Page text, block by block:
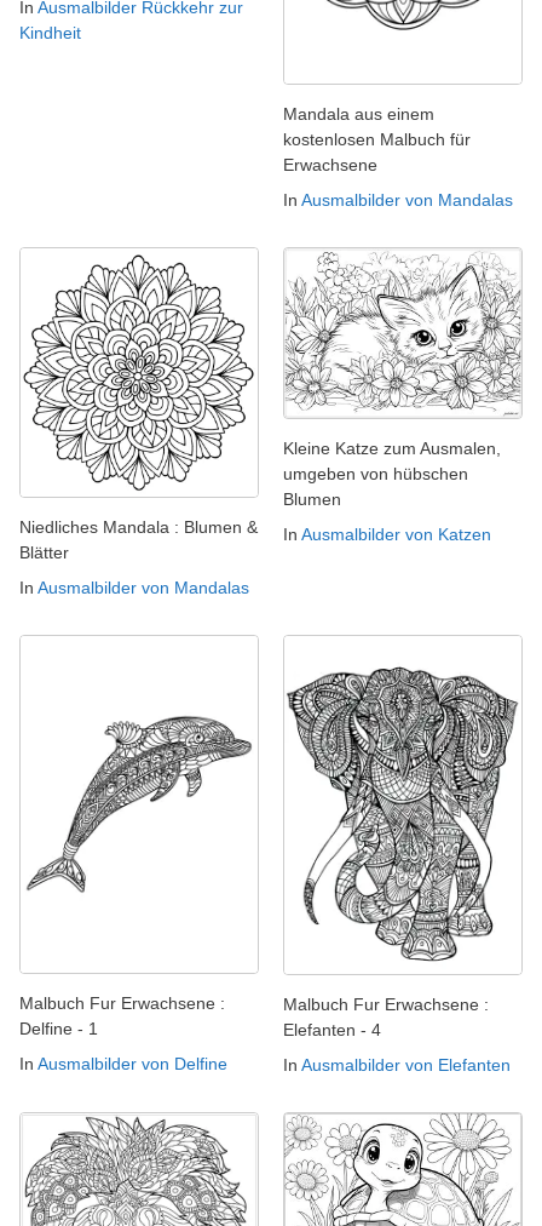
In Ausmalbilder Rückkehr zur
Kindheit
Mandala aus einem
kostenlosen Malbuch für
Erwachsene
In Ausmalbilder von Mandalas
Niedliches Mandala : Blumen &
Blätter
In Ausmalbilder von Mandalas
Kleine Katze zum Ausmalen,
umgeben von hübschen
Blumen
In Ausmalbilder von Katzen
Malbuch Fur Erwachsene :
Delfine - 1
In Ausmalbilder von Delfine
Malbuch Fur Erwachsene :
Elefanten - 4
In Ausmalbilder von Elefanten